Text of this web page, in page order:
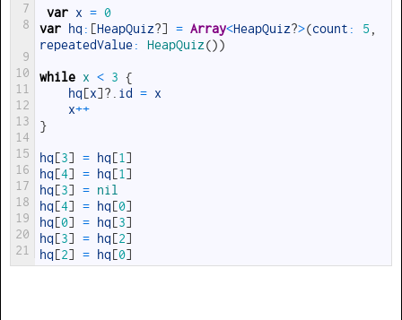
7
8
9
10
11
12
13
14
15
16
17
18
19
20
21
var x = 0
var
hq : [HeapQuiz?] = Array<HeapQuiz?>(count : 5
repeatedValue: HeapQuiz())
while x < 3 {
hq [x] ? id = x
x++
}
hq [3] = hq [1 ]
hq [4] = hq [1 ]
hq [3] = nil
hq [4] = hq [0]
hq [0] = hq [3]
hq [3] = hq [2]
hq [2] = hq [0]